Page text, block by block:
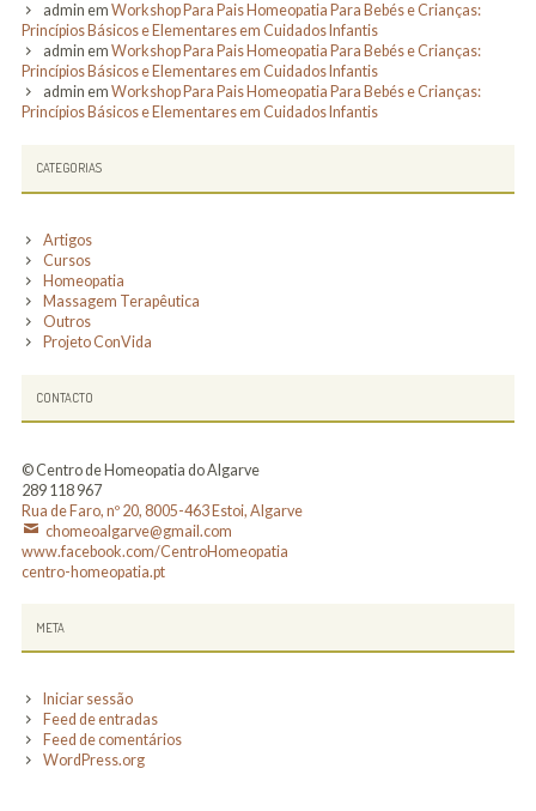
admin em Workshop Para Pais Homeopatia Para Bebés e Crianças:
Princípios Básicos e Elementares em Cuidados Infantis
admin em Workshop Para Pais Homeopatia Para Bebés e Crianças:
Princípios Básicos e Elementares em Cuidados Infantis
admin em Workshop Para Pais Homeopatia Para Bebés e Crianças:
Princípios Básicos e Elementares em Cuidados Infantis
CATEGORIAS
Artigos
Cursos
Homeopatia
Massagem Terapêutica
Outros
Projeto ConVida
CONTACTO
© Centro de Homeopatia do Algarve
289 118 967
Rua de Faro, nº 20, 8005-463 Estoi, Algarve
chomeoalgarve@gmail.com
www.facebook.com/CentroHomeopatia
centro-homeopatia.pt
META
Iniciar sessão
Feed de entradas
Feed de comentários
WordPress.org